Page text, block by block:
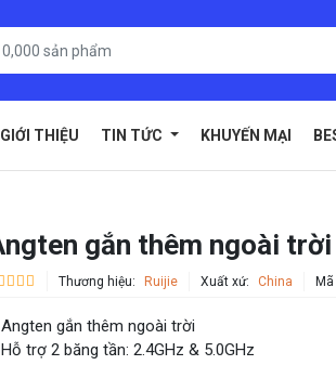
GIỚI THIỆU TIN TỨC KHUYẾN MẠI
gắn thêm ngoài
Thương hiệu: Ruijie Xuất xứ: China Mã
gắn thêm ngoài trời
trợ 2 băng tần: 2.4GHz & 5.0GHz